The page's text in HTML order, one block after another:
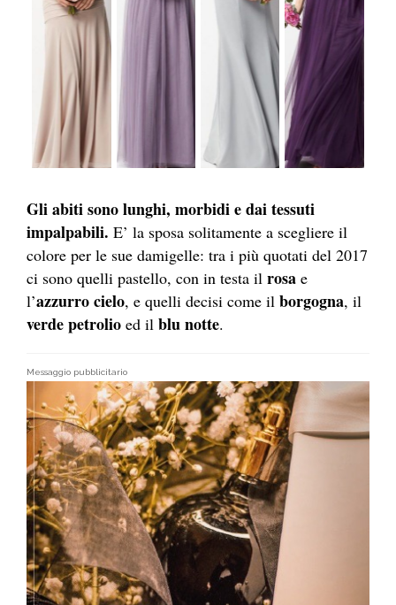
Gli abiti sono lunghi, morbidi e dai tessuti
impalpabili. E’ la sposa solitamente a scegliere il
colore per le sue damigelle: tra i più quotati del 2017
ci sono quelli pastello, con in testa il rosa e
l’azzurro cielo, e quelli decisi come il borgogna, il
verde petrolio ed il blu notte.
Messaggio pubblicitario